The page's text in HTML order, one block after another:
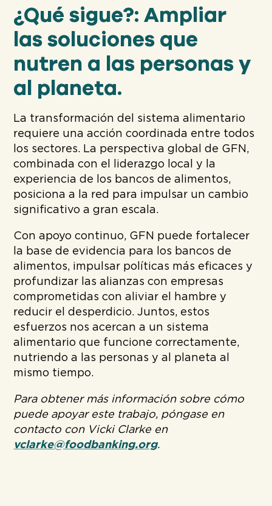
¿Qué sigue?: Ampliar
las soluciones que
nutren a las personas y
al planeta.
La transformación del sistema alimentario
requiere una acción coordinada entre todos
los sectores. La perspectiva global de GFN,
combinada con el liderazgo local y la
experiencia de los bancos de alimentos,
posiciona a la red para impulsar un cambio
significativo a gran escala.
Con apoyo continuo, GFN puede fortalecer
la base de evidencia para los bancos de
alimentos, impulsar políticas más eficaces y
profundizar las alianzas con empresas
comprometidas con aliviar el hambre y
reducir el desperdicio. Juntos, estos
esfuerzos nos acercan a un sistema
alimentario que funcione correctamente,
nutriendo a las personas y al planeta al
mismo tiempo.
Para obtener más información sobre cómo
puede apoyar este trabajo, póngase en
contacto con Vicki Clarke en
vclarke@foodbanking.org.